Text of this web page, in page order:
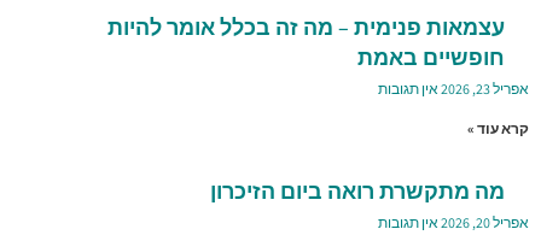
עצמאות פנימית – מה זה בכלל אומר להיות
חופשיים באמת
אפריל 23, 2026 אין תגובות
קרא עוד »
מה מתקשרת רואה ביום הזיכרון
אפריל 20, 2026 אין תגובות